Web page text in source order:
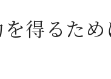
得るた